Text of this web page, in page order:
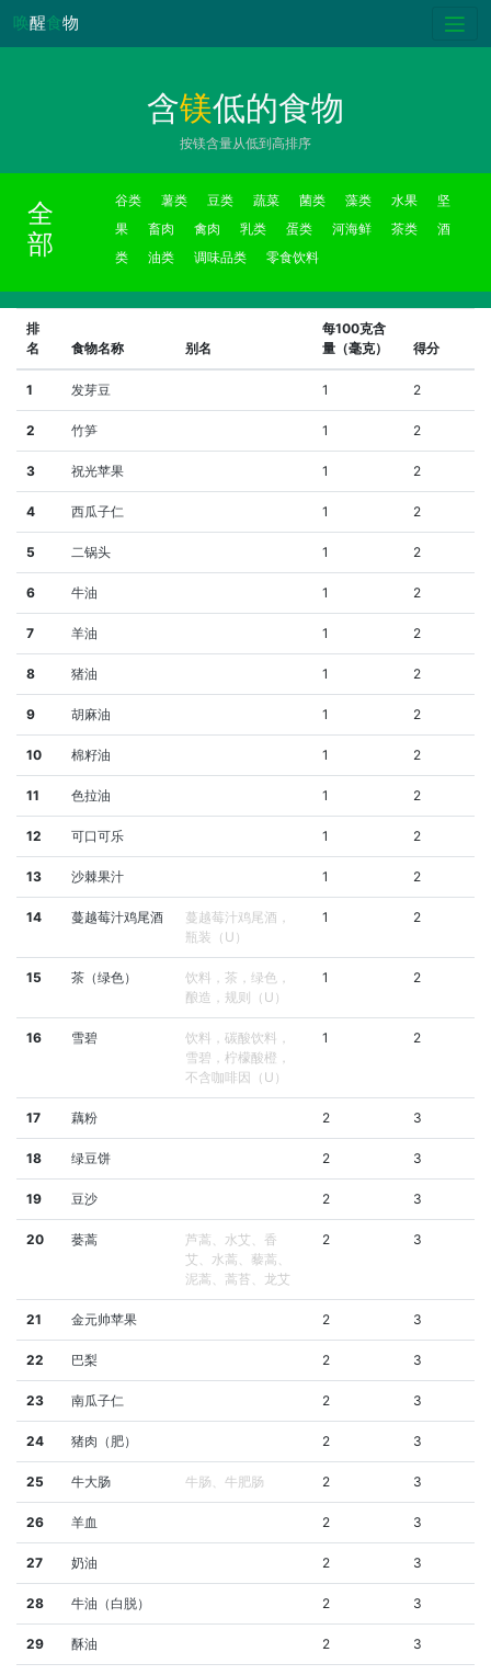
唤醒食物
含镁低的食物
按镁含量从低到高排序
全
部
谷类 薯类 豆类 蔬菜 菌类 藻类 水果
坚
果
畜肉 禽肉 乳类 蛋类 河海鲜 茶类
酒
类
油类 调味品类 零食饮料
排
名
食物名称 别名
每100克含
量（毫克）
得分
1 发芽豆 1 2
2 竹笋 1 2
3 祝光苹果 1 2
4 西瓜子仁 1 2
5 二锅头 1 2
6 牛油 1 2
7 羊油 1 2
8 猪油 1 2
9 胡麻油 1 2
10 棉籽油 1 2
11 色拉油 1 2
12 可口可乐 1 2
13 沙棘果汁 1 2
14 蔓越莓汁鸡尾酒
蔓越莓汁鸡尾酒，
瓶装（U）
1 2
15 茶（绿色）
饮料，茶，绿色，
酿造，规则（U）
1 2
16 雪碧
饮料，碳酸饮料，
雪碧，柠檬酸橙，
不含咖啡因（U）
1 2
17 藕粉 2 3
18 绿豆饼 2 3
19 豆沙 2 3
20 蒌蒿
芦蒿、水艾、香
艾、水蒿、藜蒿、
泥蒿、蒿苔、龙艾
2 3
21 金元帅苹果 2 3
22 巴梨 2 3
23 南瓜子仁 2 3
24 猪肉（肥） 2 3
25 牛大肠 牛肠、牛肥肠 2 3
26 羊血 2 3
27 奶油 2 3
28 牛油（白脱） 2 3
29 酥油 2 3